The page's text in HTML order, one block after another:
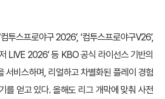
투스프로야구 2026’, ‘컴투스프로야구V26’,
LIVE 2026’ 등 KBO 공식 라이선스 기반의
서비스하며, 리얼하고 차별화된 플레이 경험
를 얻고 있다. 올해도 리그 개막에 맞춰 사전